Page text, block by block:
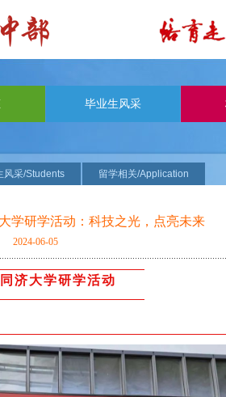
毕业生风采
风采/Students 留学相关/Application
学研学活动：科技之光，点亮未来
2024-06-05
同济大学研学活动